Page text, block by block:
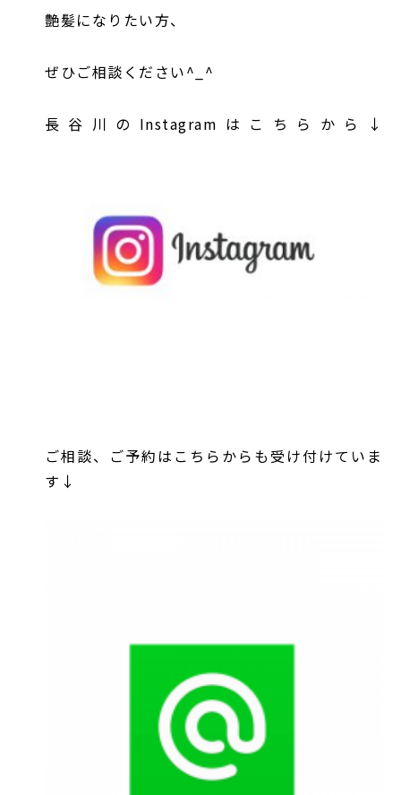
艶髪になりたい方、
ぜひご相談ください^_^
長谷川のInstagramはこちらから↓
ご相談、ご予約はこちらからも受け付けていま
す↓